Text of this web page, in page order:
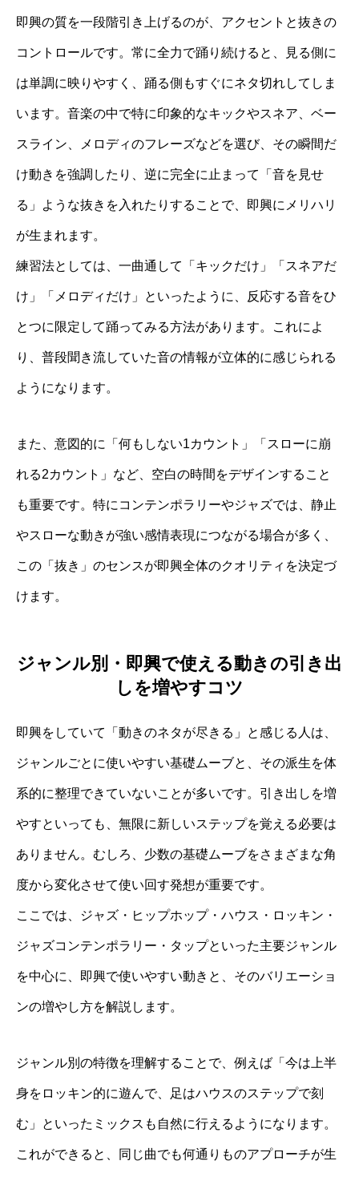
即興の質を一段階引き上げるのが、アクセントと抜きの
コントロールです。常に全力で踊り続けると、見る側に
は単調に映りやすく、踊る側もすぐにネタ切れしてしま
います。音楽の中で特に印象的なキックやスネア、ベー
スライン、メロディのフレーズなどを選び、その瞬間だ
け動きを強調したり、逆に完全に止まって「音を見せ
る」ような抜きを入れたりすることで、即興にメリハリ
が生まれます。
練習法としては、一曲通して「キックだけ」「スネアだ
け」「メロディだけ」といったように、反応する音をひ
とつに限定して踊ってみる方法があります。これによ
り、普段聞き流していた音の情報が立体的に感じられる
ようになります。
また、意図的に「何もしない1カウント」「スローに崩
れる2カウント」など、空白の時間をデザインすること
も重要です。特にコンテンポラリーやジャズでは、静止
やスローな動きが強い感情表現につながる場合が多く、
この「抜き」のセンスが即興全体のクオリティを決定づ
けます。
ジャンル別・即興で使える動きの引き出
しを増やすコツ
即興をしていて「動きのネタが尽きる」と感じる人は、
ジャンルごとに使いやすい基礎ムーブと、その派生を体
系的に整理できていないことが多いです。引き出しを増
やすといっても、無限に新しいステップを覚える必要は
ありません。むしろ、少数の基礎ムーブをさまざまな角
度から変化させて使い回す発想が重要です。
ここでは、ジャズ・ヒップホップ・ハウス・ロッキン・
ジャズコンテンポラリー・タップといった主要ジャンル
を中心に、即興で使いやすい動きと、そのバリエーショ
ンの増やし方を解説します。
ジャンル別の特徴を理解することで、例えば「今は上半
身をロッキン的に遊んで、足はハウスのステップで刻
む」といったミックスも自然に行えるようになります。
これができると、同じ曲でも何通りものアプローチが生